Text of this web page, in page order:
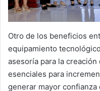
Otro de los beneficios
equipamiento
asesoría para la
esenciales para
generar mayor